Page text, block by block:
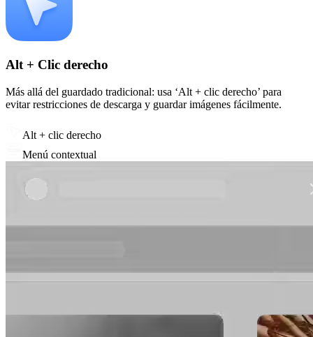
Alt + Clic derecho
Más allá del guardado tradicional: usa ‘Alt + clic derecho’ para
evitar restricciones de descarga y guardar imágenes fácilmente.
Alt + clic derecho
Menú contextual